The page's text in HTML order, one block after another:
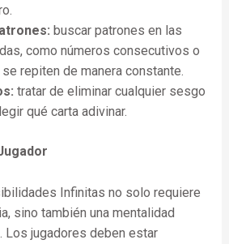
buscar patrones en las
como números consecutivos o
repiten de manera constante.
tratar de eliminar cualquier sesgo
qué carta adivinar.
Infinitas no solo requiere
sino también una mentalidad
Los jugadores deben estar